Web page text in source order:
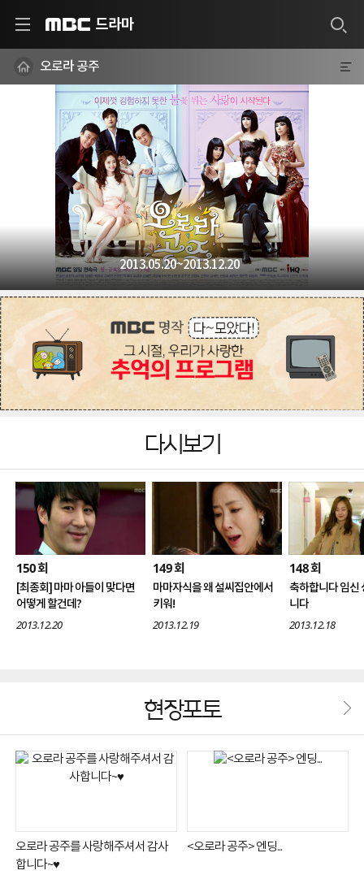
드라마
오로라 공주
2013.05.20~2013.12.20
다시보기
150회
[최종회] 마마 아들이 맞다면
어떻게 할건데?
2013.12.20
149회
마마자식을 왜 설씨집안에서
키워!
2013.12.19
148회
축하합니다 임신
니다
2013.12.18
현장포토
오로라 공주를 사랑해주셔서 감사
합니다~♥
<오로라 공주> 엔딩...